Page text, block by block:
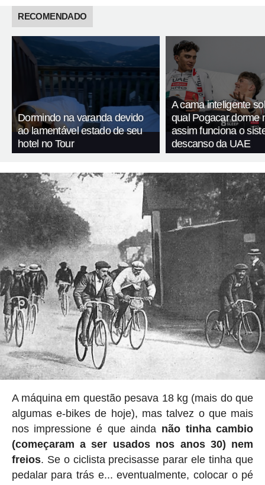
RECOMENDADO
Dormindo na varanda devido
ao lamentável estado de seu
hotel no Tour
A cama inteligente
qual Pogacar dorme
assim funciona o
descanso da UAE
A máquina em questão pesava 18 kg (mais do que
algumas e-bikes de hoje), mas talvez o que mais
nos impressione é que ainda não tinha cambio
(começaram a ser usados nos anos 30) nem
freios. Se o ciclista precisasse parar ele tinha que
pedalar para trás e... eventualmente, colocar o pé